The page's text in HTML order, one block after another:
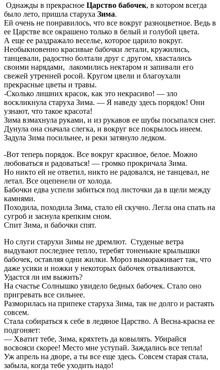
Однажды в прекрасное Царство бабочек, в котором всегда
было лето, пришла старуха Зима.
Ей очень не понравилось, что все вокруг разноцветное. Ведь в
ее Царстве все окрашено только в белый и голубой цвета.
А еще ее раздражало веселье, которое царило вокруг.
Необыкновенно красивые бабочки летали, кружились,
танцевали, радостно болтали друг с другом, хвастались
своими нарядами, лакомились нектаром и запивали его
свежей утренней росой. Кругом цвели и благоухали
прекрасные цветы и травы.
-Сколько лишних красок, как это некрасиво! — зло
воскликнула старуха Зима. — Я наведу здесь порядок! Они
узнают, что такое красота!
Зима взмахнула руками, и из рукавов ее шубы посыпался снег.
Дунула она сначала слегка, и вокруг все покрылось инеем.
Задула Зима посильнее, и реки затянуло ледком.
-Вот теперь порядок. Все вокруг красивое, белое. Можно
любоваться и радоваться! — громко прокричала Зима.
Но никто ей не ответил, никто не радовался, не танцевал, не
летал. Все оцепенели от холода.
Бабочки едва успели забиться под листочки да в щели между
камнями.
Походила, походила Зима, стало ей скучно. Легла она спать на
сугроб и заснула крепким сном.
Спит Зима, и бабочки спят.
Но слуги старухи Зимы не дремлют. Студеные ветра
выдувают последнее тепло, теребят тоненькие крылышки
бабочек, оставляя одни жилки. Мороз вымораживает так, что
даже усики и ножки у некоторых бабочек отваливаются.
Удастся ли им выжить?
На счастье Солнышко увидело бедных бабочек. Стало оно
пригревать все сильнее.
Разморилась на припеке старуха Зима, так не долго и растаять
совсем.
Стала собираться к себе в ледяное Царство. А Весна-красна ее
подгоняет:
— Хватит тебе, Зима, кряхтеть да ковылять. Убирайся
восвояси скорее! Место мне уступай. Заждались все тепла!
Уж апрель на дворе, а ты все еще здесь. Совсем старая стала,
забыла, когда тебе уходить надо!